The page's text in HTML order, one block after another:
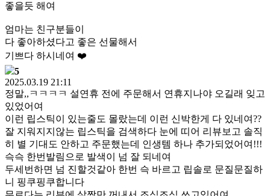
좋을듯 해여
엄마는 친구분들이
다 좋아하셨다고 좋은 선물해서
기쁘다 하시네여 ❤️
5
2025.03.19 21:11
정말,,ㅋㅋㅋㅋ 설연휴 전에 주문해서 연휴지나야 오길래 잊고
있었어여
이런 립스틱이 있는줄도 몰랐는데 이런 신박한게 다 있네여??
잘 지워지지않는 립스틱을 검색하다 눈에 띠어 리뷰보고 솔직
히 별 기대도 안하고 주문했는데 인생템 하나 추가되었어여!!!
슥슥 한번발림으로 발색이 넘 잘 되네여
두세번하면 넘 진할것같아 한번 슥 바르고 립솔로 문질문질하
니 핑쿠핑쿠합니다